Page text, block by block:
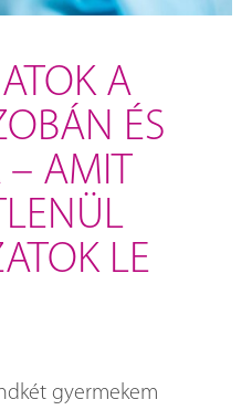
A
ÉS
AMIT
LE
gyermekem